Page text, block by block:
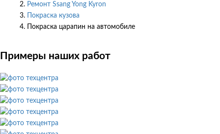
Ремонт Ssang Yong Kyron
Покраска кузова
Покраска царапин на автомобиле
Примеры наших работ